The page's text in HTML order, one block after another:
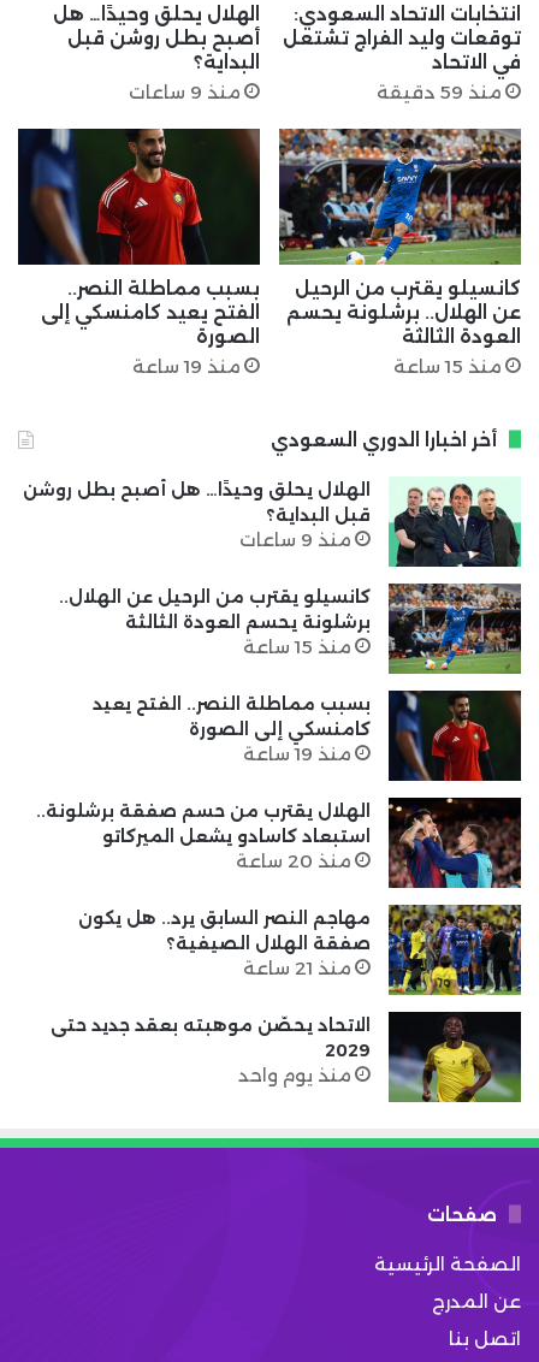
انتخابات الاتحاد السعودي:
توقعات وليد الفراج تشتعل
في الاتحاد
منذ 59 دقيقة
الهلال يحلق وحيدًا… هل
أصبح بطل روشن قبل
البداية؟
منذ 9 ساعات
كانسيلو يقترب من الرحيل
عن الهلال.. برشلونة يحسم
العودة الثالثة
منذ 15 ساعة
بسبب مماطلة النصر..
الفتح يعيد كامنسكي إلى
الصورة
منذ 19 ساعة
أخر اخبارا الدوري السعودي
الهلال يحلق وحيدًا… هل أصبح بطل روشن
قبل البداية؟
منذ 9 ساعات
كانسيلو يقترب من الرحيل عن الهلال..
برشلونة يحسم العودة الثالثة
منذ 15 ساعة
بسبب مماطلة النصر.. الفتح يعيد
كامنسكي إلى الصورة
منذ 19 ساعة
الهلال يقترب من حسم صفقة برشلونة..
استبعاد كاسادو يشعل الميركاتو
منذ 20 ساعة
مهاجم النصر السابق يرد.. هل يكون
صفقة الهلال الصيفية؟
منذ 21 ساعة
الاتحاد يحصّن موهبته بعقد جديد حتى
2029
منذ يوم واحد
صفحات
الصفحة الرئيسية
عن المدرج
اتصل بنا